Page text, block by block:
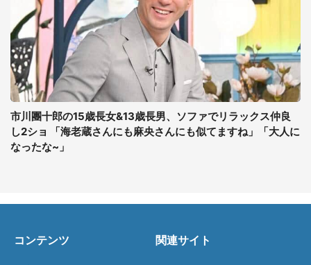
市川團十郎の15歳長女&13歳長男、ソファでリラックス仲良
し2ショ 「海老蔵さんにも麻央さんにも似てますね」「大人に
なったな~」
コンテンツ 関連サイト